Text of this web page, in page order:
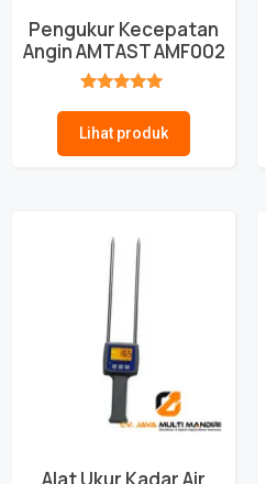
Pengukur Kecepatan
Angin AMTAST AMF002
Lihat produk
Alat Ukur Kadar Air